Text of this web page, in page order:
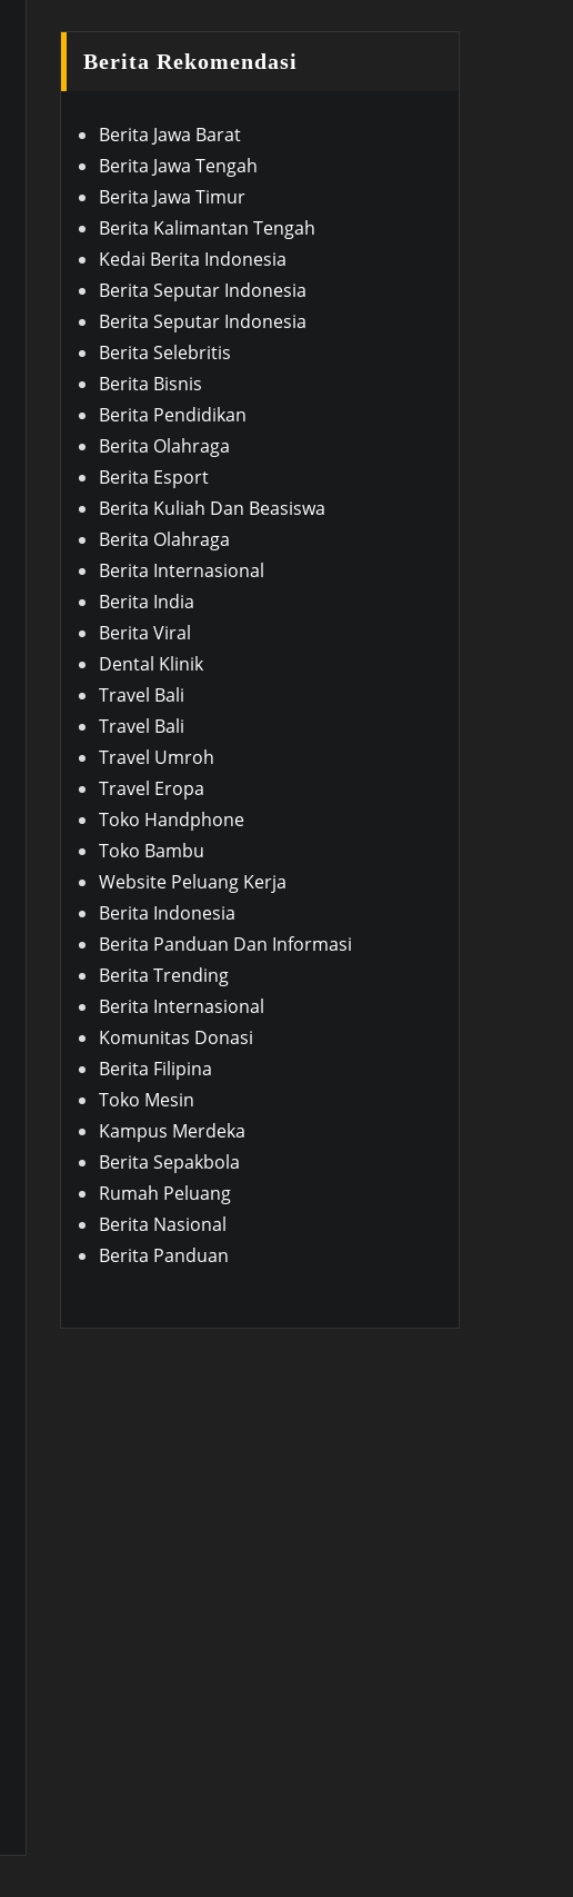
Berita Rekomendasi
Berita Jawa Barat
Berita Jawa Tengah
Berita Jawa Timur
Berita Kalimantan Tengah
Kedai Berita Indonesia
Berita Seputar Indonesia
Berita Seputar Indonesia
Berita Selebritis
Berita Bisnis
Berita Pendidikan
Berita Olahraga
Berita Esport
Berita Kuliah Dan Beasiswa
Berita Olahraga
Berita Internasional
Berita India
Berita Viral
Dental Klinik
Travel Bali
Travel Bali
Travel Umroh
Travel Eropa
Toko Handphone
Toko Bambu
Website Peluang Kerja
Berita Indonesia
Berita Panduan Dan Informasi
Berita Trending
Berita Internasional
Komunitas Donasi
Berita Filipina
Toko Mesin
Kampus Merdeka
Berita Sepakbola
Rumah Peluang
Berita Nasional
Berita Panduan